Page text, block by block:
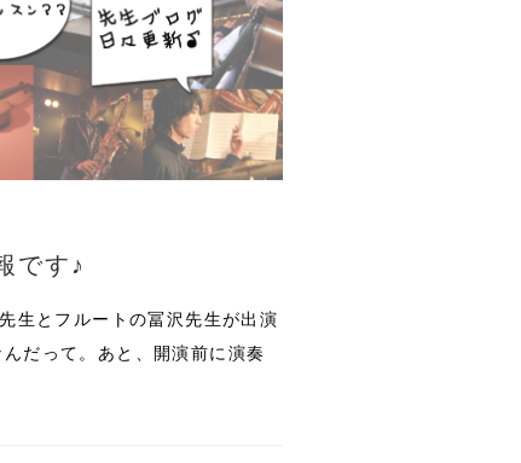
です♪
生とフルートの冨沢先生が出演
だって。あと、開演前に演奏